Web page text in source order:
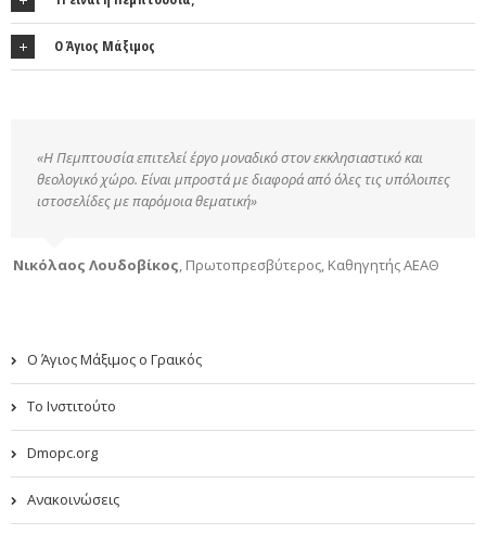
Ο Άγιος Μάξιμος
«Η Πεμπτουσία επιτελεί έργο μοναδικό στον εκκλησιαστικό και
θεολογικό χώρο. Είναι μπροστά με διαφορά από όλες τις υπόλοιπες
ιστοσελίδες με παρόμοια θεματική»
Νικόλαος Λουδοβίκος, Πρωτοπρεσβύτερος, Καθηγητής ΑΕΑΘ
Ο Άγιος Μάξιμος ο Γραικός
Το Ινστιτούτο
Dmopc.org
Ανακοινώσεις